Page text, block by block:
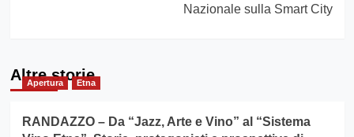
Nazionale sulla Smart City
Altre storie
Apertura Etna
RANDAZZO – Da “Jazz, Arte e Vino” al “Sistema